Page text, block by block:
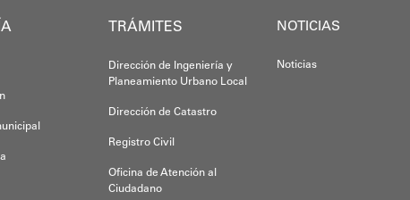
TRÁMITES
Dirección de Ingeniería y
Planeamiento Urbano Local
Dirección de Catastro
Registro Civil
Oficina de Atención al
Ciudadano
NOTICIAS
Noticias